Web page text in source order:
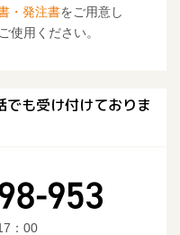
・発注書をご用意し
使用ください。
も受け付けておりま
：00